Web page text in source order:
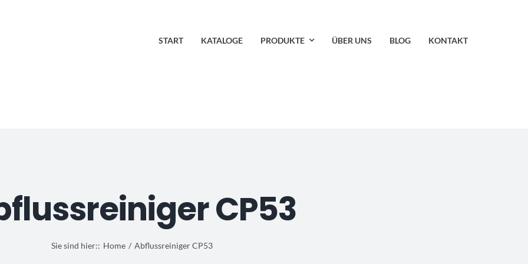
START KATALOGE PRODUKTE ÜBER UNS BLOG KONTAKT
CP53
Sie sind hier:: Home Abflussreiniger CP53